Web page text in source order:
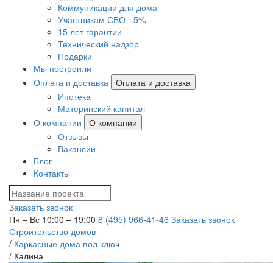
Коммуникации для дома
Участникам СВО - 5%
15 лет гарантии
Технический надзор
Подарки
Мы построили
Оплата и доставка
Оплата и доставка
Ипотека
Материнский капитал
О компании
О компании
Отзывы
Вакансии
Блог
Контакты
Заказать звонок
Пн – Вс 10:00 – 19:00 8 (495) 966-41-46 Заказать звонок
Строительство домов
/ Каркасные дома под ключ
/ Калина